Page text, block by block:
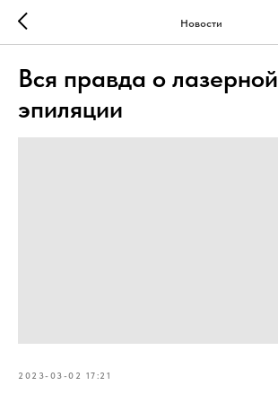
Новости
Вся правда о лазерной
эпиляции
2023-03-02 17:21